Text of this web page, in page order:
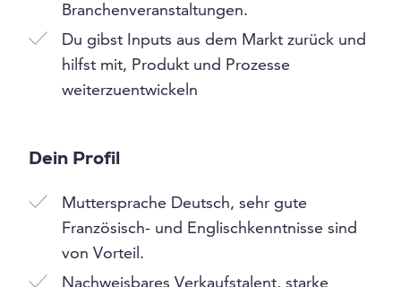
Branchenveranstaltungen.
Du gibst Inputs aus dem Markt zurück und
hilfst mit, Produkt und Prozesse
weiterzuentwickeln
Dein Profil
Muttersprache Deutsch, sehr gute
Französisch- und Englischkenntnisse sind
von Vorteil.
Nachweisbares Verkaufstalent, starke